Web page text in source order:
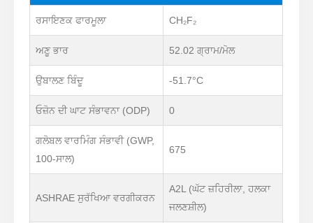
ਰਸਾਇਣਕ ਫਾਰਮੂਲਾ CH₂F₂
ਅਣੂ ਭਾਰ 52.02 ਗ੍ਰਾਮ/ਮੋਲ
ਉਬਾਲਣ ਬਿੰਦੂ -51.7°C
ਓਜ਼ੋਨ ਦੀ ਘਾਟ ਸੰਭਾਵਨਾ (ODP) 0
ਗਲੋਬਲ ਵਾਰਮਿੰਗ ਸੰਭਾਵੀ (GWP,
100-ਸਾਲ)
675
ASHRAE ਸੁਰੱਖਿਆ ਵਰਗੀਕਰਨ
A2L (ਘੱਟ ਜ਼ਹਿਰੀਲਾ, ਹਲਕਾ
ਜਲਣਸ਼ੀਲ)